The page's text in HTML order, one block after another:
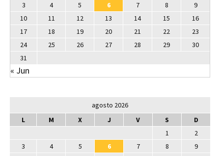
3
4 5 6 7 8
9
10
11 12 13 14 15
16
17
18 19 20 21 22
23
24
25 26 27 28 29
30
31
« Jun
agosto 2026
L
M X J V S
D
1
2
3
4 5 6 7 8
9